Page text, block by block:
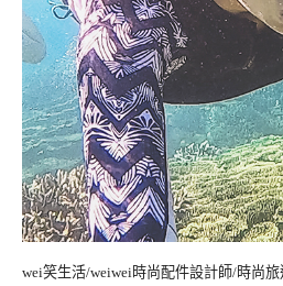
wei笑生活/weiwei時尚配件設計師/時尚